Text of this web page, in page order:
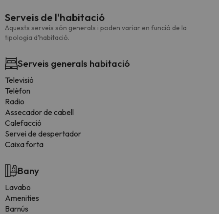
Serveis de l'habitació
Aquests serveis són generals i poden variar en funció de la
tipologia d'habitació.
Serveis generals habitació
Televisió
Telèfon
Radio
Assecador de cabell
Calefacció
Servei de despertador
Caixa forta
Bany
Lavabo
Amenities
Barnús